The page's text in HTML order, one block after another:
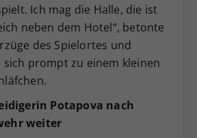
Ich mag die Halle, die ist
neben dem Hotel“, betonte
des Spielortes und
prompt zu einem kleinen
Potapova nach
weiter